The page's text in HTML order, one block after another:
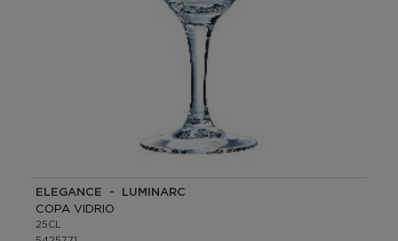
ELEGANCE - LUMINARC
COPA VIDRIO
25CL